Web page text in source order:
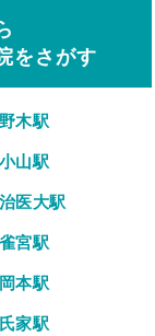
をさがす
野木駅
小山駅
医大駅
雀宮駅
岡本駅
氏家駅